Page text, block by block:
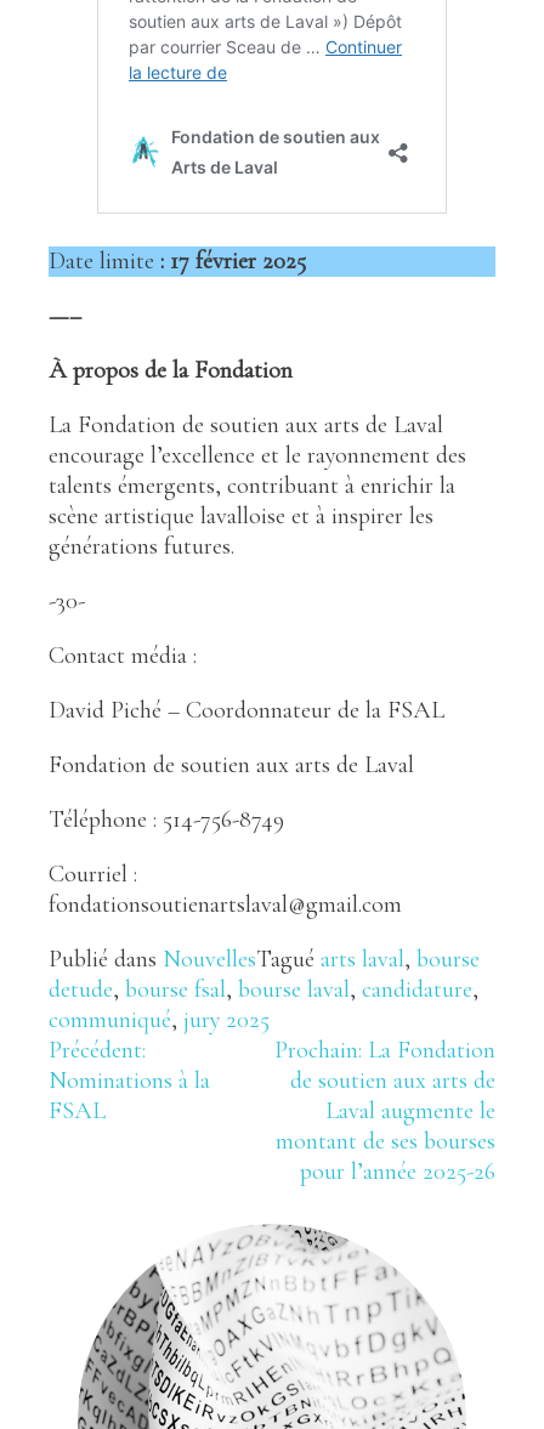
Date limite : 17 février 2025
—–
À propos de la Fondation
La Fondation de soutien aux arts de Laval
encourage l’excellence et le rayonnement des
talents émergents, contribuant à enrichir la
scène artistique lavalloise et à inspirer les
générations futures.
-30-
Contact média :
David Piché – Coordonnateur de la FSAL
Fondation de soutien aux arts de Laval
Téléphone : 514-756-8749
Courriel :
fondationsoutienartslaval@gmail.com
Publié dans NouvellesTagué arts laval, bourse
detude, bourse fsal, bourse laval, candidature,
communiqué, jury 2025
Navigation
de
l'article
Précédent:
Nominations à la
FSAL
Prochain: La Fondation
de soutien aux arts de
Laval augmente le
montant de ses bourses
pour l’année 2025-26